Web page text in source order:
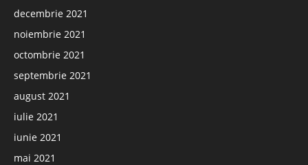
decembrie 2021
noiembrie 2021
octombrie 2021
septembrie 2021
august 2021
iulie 2021
iunie 2021
mai 2021